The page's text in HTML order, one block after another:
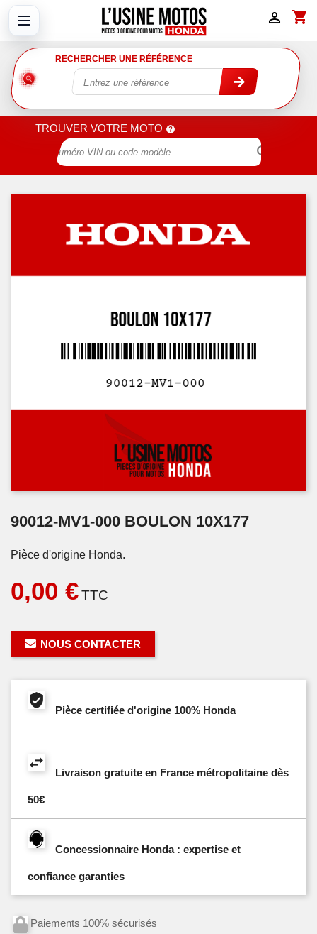
shopping_cart

RECHERCHER UNE RÉFÉRENCE
TROUVER VOTRE MOTO

90012-MV1-000 BOULON 10X177
Pièce d'origine Honda.
0,00 €TTC
NOUS CONTACTER
Pièce certifiée d'origine 100% Honda
Livraison gratuite en France métropolitaine dès
50€
Concessionnaire Honda : expertise et
confiance garanties
Paiements 100% sécurisés